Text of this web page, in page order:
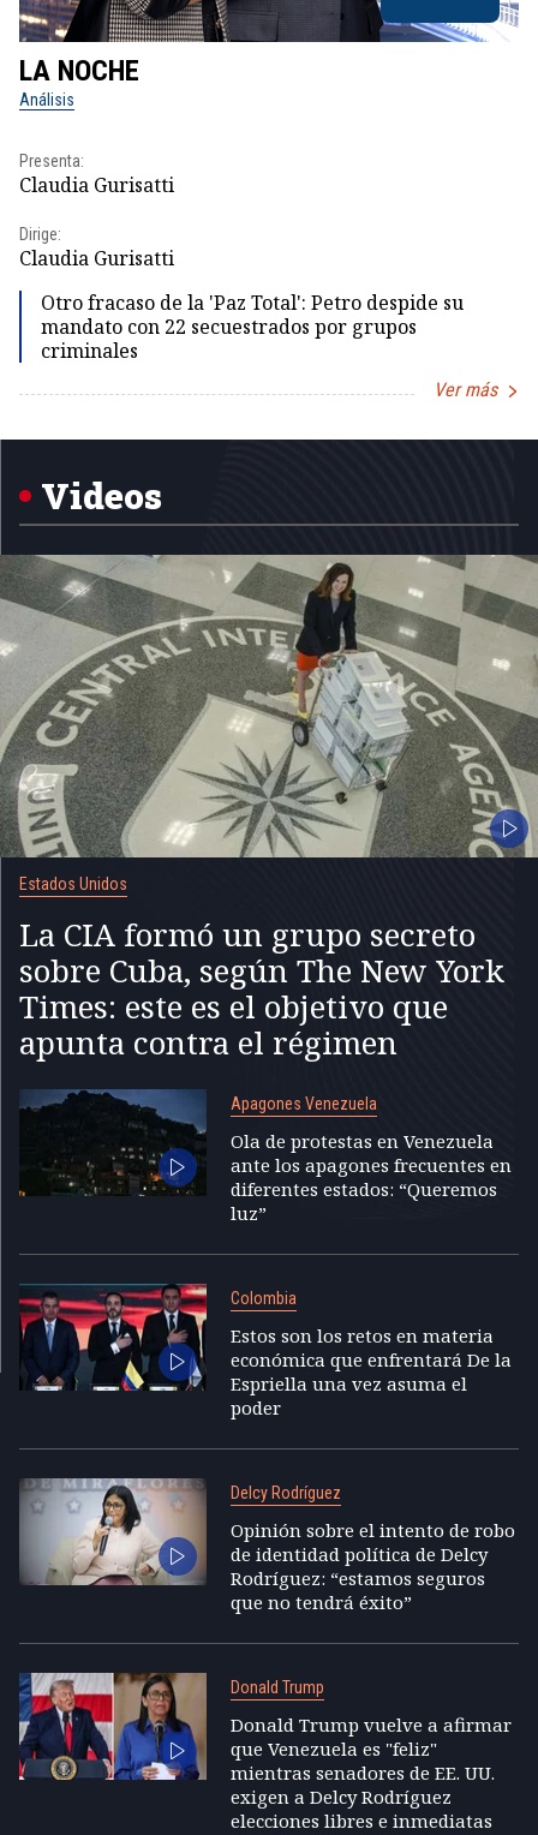
LA NOCHE
Análisis
Presenta:
Claudia Gurisatti
Dirige:
Claudia Gurisatti
Otro fracaso de la 'Paz Total': Petro despide su
mandato con 22 secuestrados por grupos
criminales
Ver más
1
Videos
Estados Unidos
La CIA formó un grupo secreto
sobre Cuba, según The New York
Times: este es el objetivo que
apunta contra el régimen
Apagones Venezuela
Ola de protestas en Venezuela
ante los apagones frecuentes en
diferentes estados: “Queremos
luz”
Colombia
Estos son los retos en materia
económica que enfrentará De la
Espriella una vez asuma el
poder
Delcy Rodríguez
Opinión sobre el intento de robo
de identidad política de Delcy
Rodríguez: “estamos seguros
que no tendrá éxito”
Donald Trump
Donald Trump vuelve a afirmar
que Venezuela es "feliz"
mientras senadores de EE. UU.
exigen a Delcy Rodríguez
elecciones libres e inmediatas